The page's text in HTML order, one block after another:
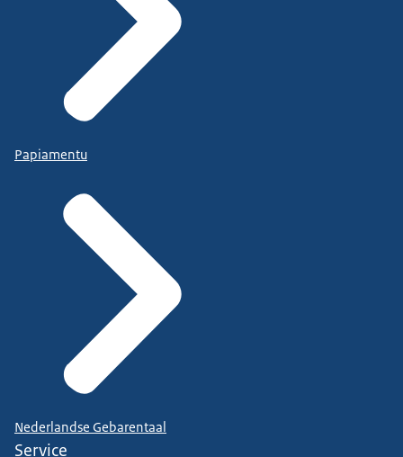
Papiamentu
Nederlandse Gebarentaal
Service